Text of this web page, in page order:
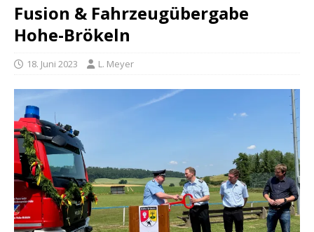
Fusion & Fahrzeugübergabe
Hohe-Brökeln
18. Juni 2023 L. Meyer